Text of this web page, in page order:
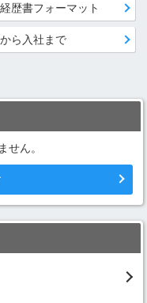
歴書フォーマット
ら入社まで
せん。